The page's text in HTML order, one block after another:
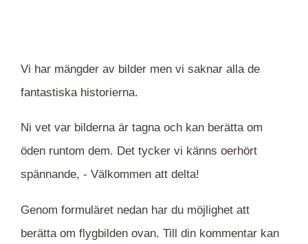
Vi har mängder av bilder men vi saknar alla de
fantastiska historierna.
Ni vet var bilderna är tagna och kan berätta om
öden runtom dem. Det tycker vi känns oerhört
spännande, - Välkommen att delta!
Genom formuläret nedan har du möjlighet att
berätta om flygbilden ovan. Till din kommentar kan